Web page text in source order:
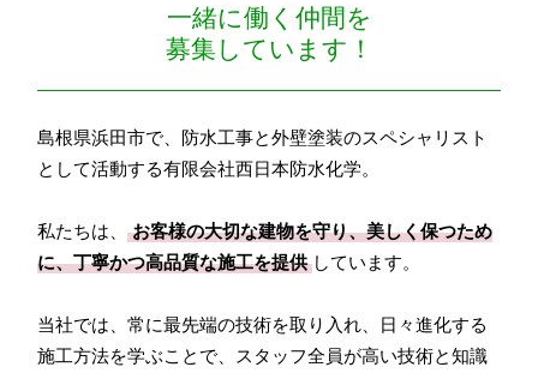
一緒に働く仲間を
募集しています！
島根県浜田市で、防水工事と外壁塗装のスペシャリスト
として活動する有限会社西日本防水化学。
私たちは、お客様の大切な建物を守り、美しく保つため
に、丁寧かつ高品質な施工を提供 しています。
当社では、常に最先端の技術を取り入れ、日々進化する
施工方法を学ぶことで、スタッフ全員が高い技術と知識